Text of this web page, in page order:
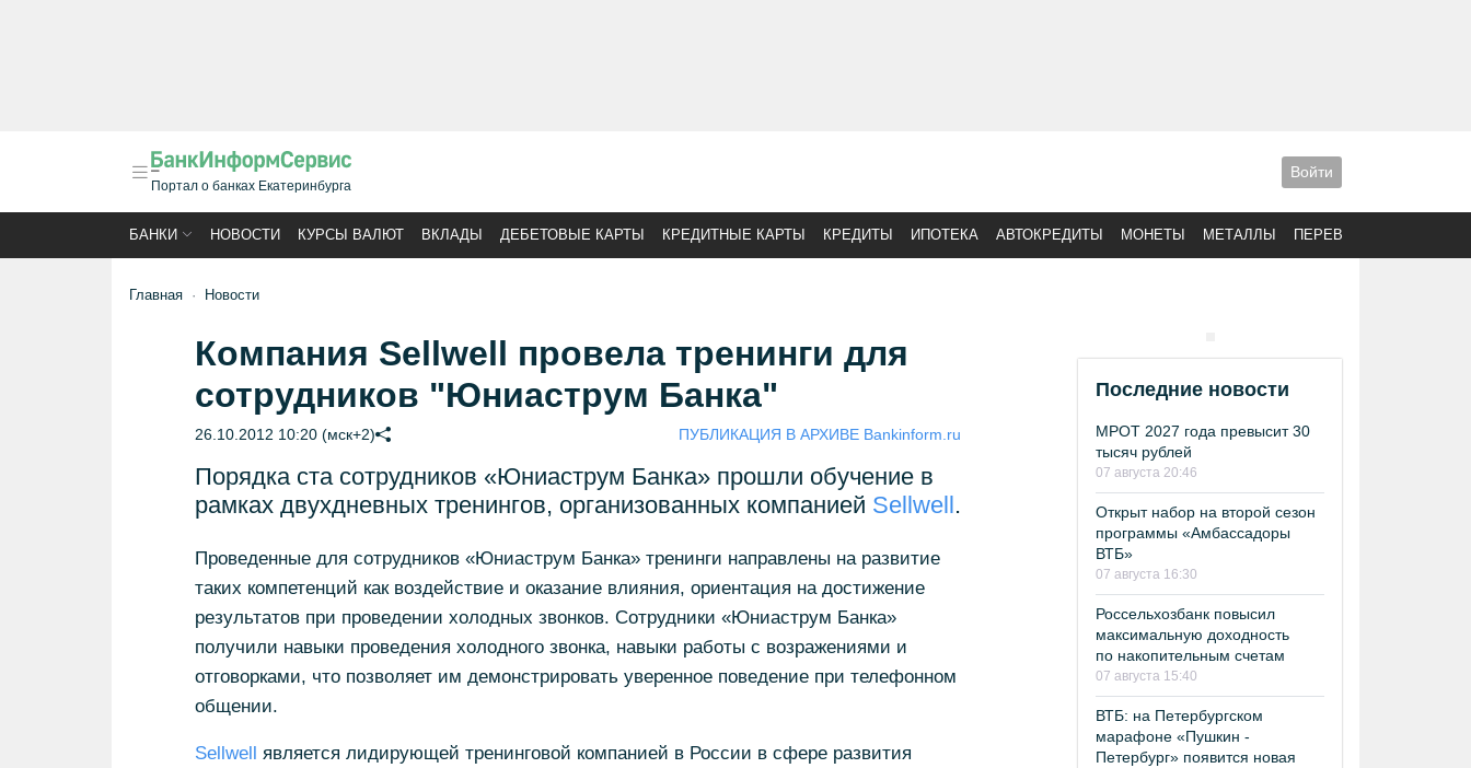
Портал о банках Екатеринбурга
Войти
БАНКИ НОВОСТИ КУРСЫ ВАЛЮТ ВКЛАДЫ ДЕБЕТОВЫЕ КАРТЫ КРЕДИТНЫЕ КАРТЫ КРЕДИТЫ ИПОТЕКА АВТОКРЕДИТЫ МОНЕТЫ МЕТАЛЛЫ ПЕРЕВОДЫ
Главная Новости
Компания Sellwell провела тренинги для
сотрудников "Юниаструм Банка"
26.10.2012 10:20 (мск+2) ПУБЛИКАЦИЯ В АРХИВЕ Bankinform.ru
Порядка ста сотрудников «Юниаструм Банка» прошли обучение в
рамках двухдневных тренингов, организованных компанией Sellwell.
Проведенные для сотрудников «Юниаструм Банка» тренинги направлены на развитие
таких компетенций как воздействие и оказание влияния, ориентация на достижение
результатов при проведении холодных звонков. Сотрудники «Юниаструм Банка»
получили навыки проведения холодного звонка, навыки работы с возражениями и
отговорками, что позволяет им демонстрировать уверенное поведение при телефонном
общении.
Sellwell является лидирующей тренинговой компанией в России в сфере развития
Последние новости
МРОТ 2027 года превысит 30
тысяч рублей
07 августа 20:46
Открыт набор на второй сезон
программы «Амбассадоры
ВТБ»
07 августа 16:30
Россельхозбанк повысил
максимальную доходность
по накопительным счетам
07 августа 15:40
ВТБ: на Петербургском
марафоне «Пушкин -
Петербург» появится новая